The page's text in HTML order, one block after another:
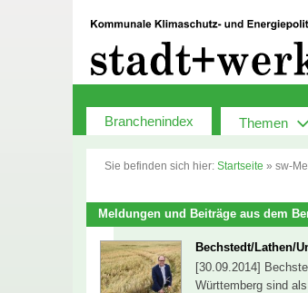
Branchenindex Themen
Sie befinden sich hier: Startseite » sw-
Meldungen und Beiträge aus dem
Bechstedt/Lathen/
[30.09.2014]
Württemberg sind